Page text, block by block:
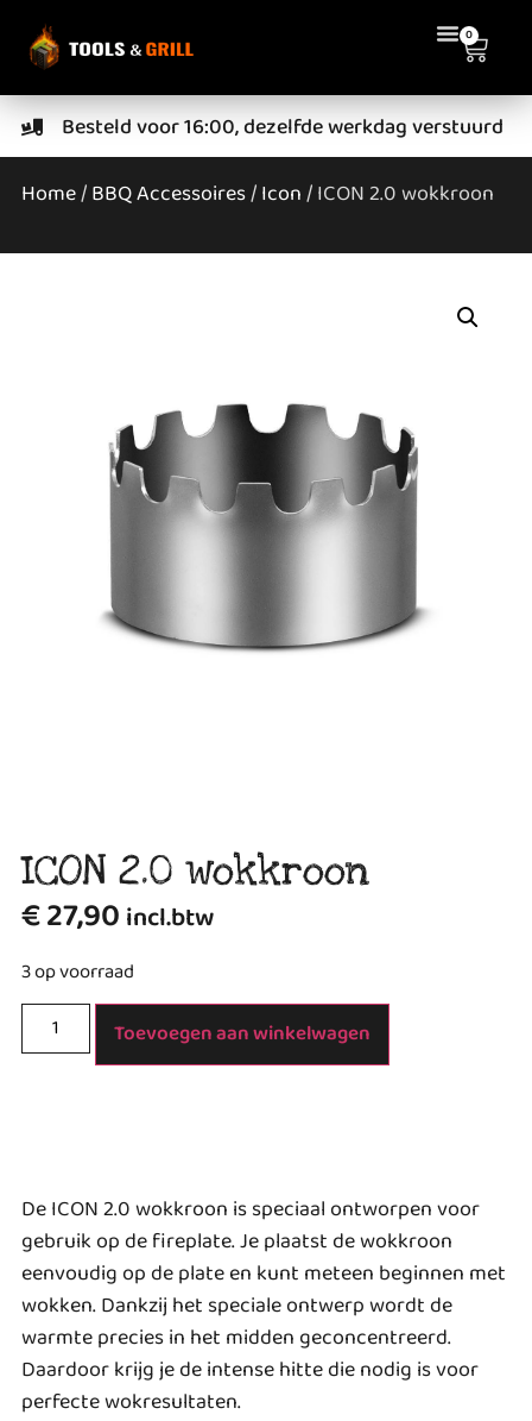
0
Besteld voor 16:00, dezelfde werkdag verstuurd
Home/BBQ Accessoires/Icon/ ICON 2.0 wokkroon
ICON 2.0 wokkroon
€27,90 incl.btw
3 op voorraad
Toevoegen aan winkelwagen
De ICON 2.0 wokkroon is speciaal ontworpen voor
gebruik op de fireplate. Je plaatst de wokkroon
eenvoudig op de plate en kunt meteen beginnen met
wokken. Dankzij het speciale ontwerp wordt de
warmte precies in het midden geconcentreerd.
Daardoor krijg je de intense hitte die nodig is voor
perfecte wokresultaten.